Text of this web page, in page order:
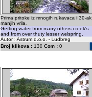
Prima pritoke iz mnogih rukavaca i 30-ak
manjih vrila.
Getting water from many others creek's
and from over thuty lesser welspring.
Autor : Astrum d.o.o. - Ludbreg
Broj klikova : 130 Com : 0